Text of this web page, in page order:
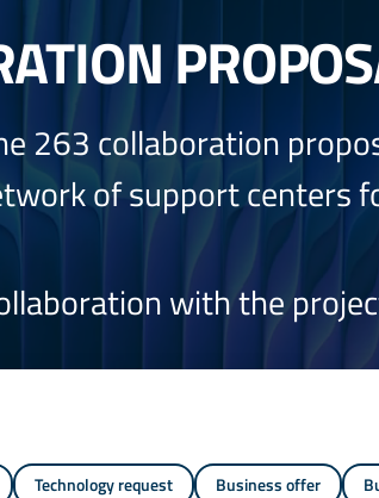
263 collaboration
of support centers
with the
Technology request Business offer